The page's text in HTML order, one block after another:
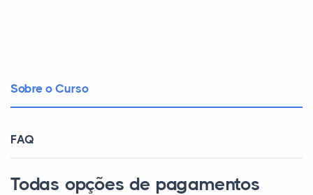
Sobre o Curso
FAQ
Todas opções de pagamentos